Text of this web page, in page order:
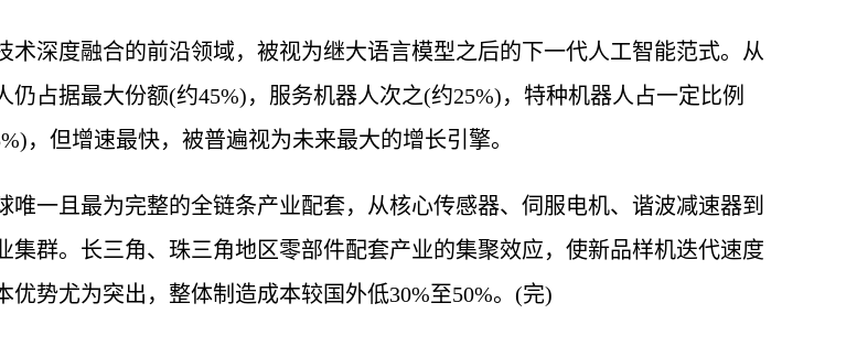
术深度融合的前沿领域，被视为继大语言模型之后的下一代人工智能范式。从
占据最大份额(约45%)，服务机器人次之(约25%)，特种机器人占一定比例
，但增速最快，被普遍视为未来最大的增长引擎。
一且最为完整的全链条产业配套，从核心传感器、伺服电机、谐波减速器到
群。长三角、珠三角地区零部件配套产业的集聚效应，使新品样机迭代速度
势尤为突出，整体制造成本较国外低30%至50%。(完)